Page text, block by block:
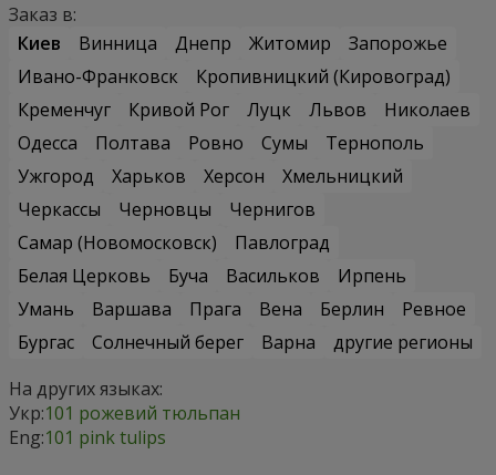
Заказ в:
Киев
Винница Днепр Житомир
Запорожье
Ивано-Франковск
Кропивницкий (Кировоград)
Кременчуг
Кривой Рог Луцк Львов
Николаев
Одесса
Полтава Ровно Сумы
Тернополь
Ужгород
Харьков Херсон
Хмельницкий
Черкассы
Черновцы
Чернигов
Самар (Новомосковск)
Павлоград
Белая Церковь
Буча Васильков
Ирпень
Умань
Варшава Прага Вена Берлин
Ревное
Бургас
Солнечный берег Варна
другие регионы
На других языках:
Укр:101 рожевий тюльпан
Eng:101 pink tulips